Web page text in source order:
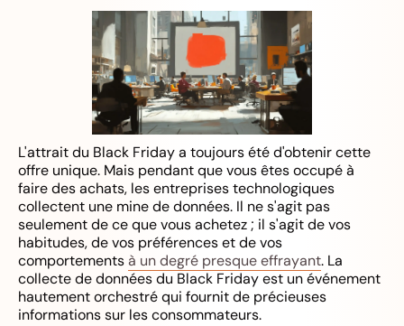
L'attrait du Black Friday a toujours été d'obtenir cette
offre unique. Mais pendant que vous êtes occupé à
faire des achats, les entreprises technologiques
collectent une mine de données. Il ne s'agit pas
seulement de ce que vous achetez ; il s'agit de vos
habitudes, de vos préférences et de vos
comportementsà un degré presque effrayant. La
collecte de données du Black Friday est un événement
hautement orchestré qui fournit de précieuses
informations sur les consommateurs.